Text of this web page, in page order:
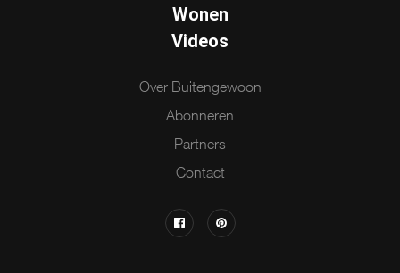
Wonen
Videos
Over Buitengewoon
Abonneren
Partners
Contact